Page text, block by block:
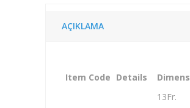
AÇIKLAMA
Item Code Details
13Fr.